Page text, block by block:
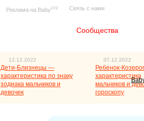
Реклама на Babyzzz Связь с нами
Сообщества
12.12.2022
Дети-Близнецы —
характеристика по знаку
зодиака мальчиков и
девочек
07.12.2022
Ребенок-
характеристика
мальчиков и
гороскопу